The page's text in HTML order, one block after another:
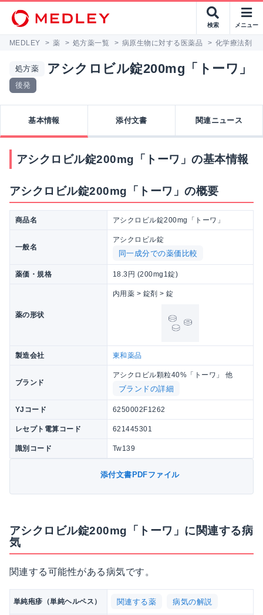
検索 メニュー
MEDLEY > 薬 > 処方薬一覧 > 病原生物に対する医薬品 > 化学療法剤
処方薬 アシクロビル錠200mg「トーワ」
後発
基本情報 添付文書 関連ニュース
アシクロビル錠200mg「トーワ」の基本情報
アシクロビル錠200mg「トーワ」の概要
商品名 アシクロビル錠200mg「トーワ」
一般名
アシクロビル錠
同一成分での薬価比較
薬価・規格 18.3円 (200mg1錠)
薬の形状
内用薬 > 錠剤 > 錠
製造会社 東和薬品
ブランド
アシクロビル顆粒40%「トーワ」 他
ブランドの詳細
YJコード 6250002F1262
レセプト電算コード 621445301
識別コード Tw139
添付文書PDFファイル
アシクロビル錠200mg「トーワ」に関連する病
気
関連する可能性がある病気です。
単純疱疹（単純ヘルペス） 関連する薬 病気の解説